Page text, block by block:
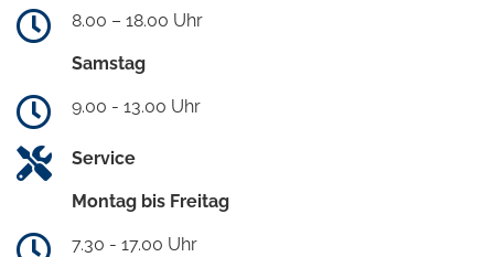
8.00 – 18.00 Uhr
Samstag
9.00 - 13.00 Uhr
Service
Montag bis Freitag
7.30 - 17.00 Uhr